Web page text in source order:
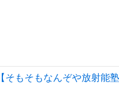
【そもそもなんぞや放射能